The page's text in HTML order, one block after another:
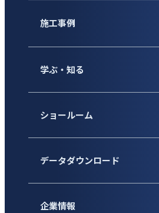
施工事例
学ぶ・知る
ショールーム
データダウンロード
企業情報